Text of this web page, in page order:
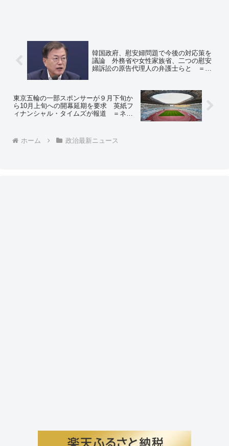
韓国政府、慰安婦問題で今後の対応策を
議論 外務省や女性家族省、二つの慰安
婦訴訟の原告代理人の弁護士らと ＝ネ
頑張って国内で解決してくれや」
東京五輪の一部スポンサーが９月下旬か
ら10月上旬への開幕延期を要求 英紙フ
ィナンシャル・タイムズが報道 ＝ネッ
か？」
ホーム 政治最新ニュース